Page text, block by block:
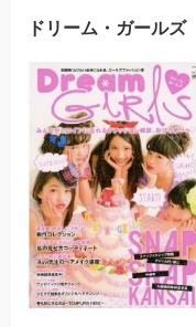
ドリーム・ガールズ